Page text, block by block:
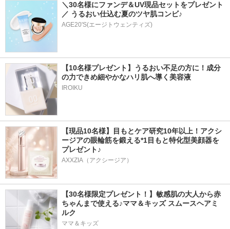
＼30名様にファンデ＆UV現品セットをプレゼント
／ うるおい仕込む夏のツヤ肌コンビ♪
AGE20'S(エージトウェンティズ)
【10名様プレゼント】うるおい不足の方に！成分
の力できめ細やかなハリ肌へ導く美容液
IROIKU
【現品10名様】目もとケア研究10年以上！アクシ
ージアの眼輪筋を鍛える*1目もと特化型美顔器を
プレゼント♪
AXXZIA（アクシージア）
【30名様限定プレゼント！】敏感肌の大人から赤
ちゃんまで使える♪ママ＆キッズ スムースヘアミ
ルク
ママ＆キッズ